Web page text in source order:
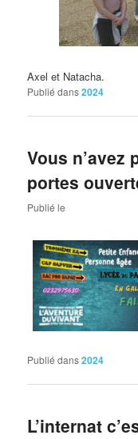
Axel et Natacha.
Publié dans2024
Vous n’avez
portes
Publié le
Publié dans2024
L’internat